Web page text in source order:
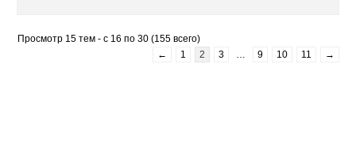
Просмотр 15 тем - с 16 по 30 (155 всего)
←
1 2 3 9 10 11 →